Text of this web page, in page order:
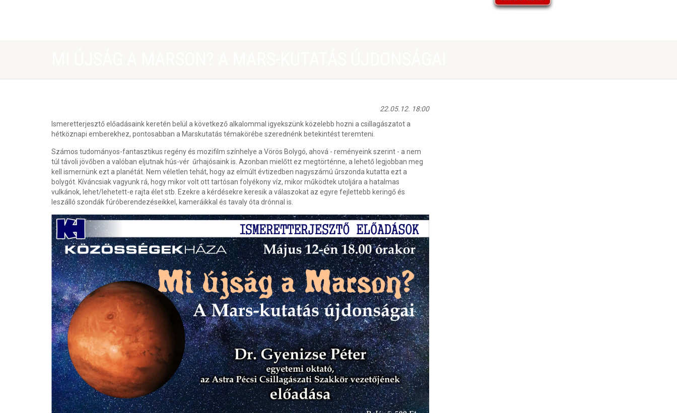
22.05.12. 18:00
Ismeretterjesztő előadásaink keretén belül a következő alkalommal igyekszünk közelebb hozni a csillagászatot a
hétköznapi emberekhez, pontosabban a Marskutatás témakörébe szerednénk betekintést teremteni.
Számos tudományos-fantasztikus regény és mozifilm színhelye a Vörös Bolygó, ahová - reményeink szerint - a nem
túl távoli jövőben a valóban eljutnak hús-vér űrhajósaink is. Azonban mielőtt ez megtörténne, a lehető legjobban meg
kell ismernünk ezt a planétát. Nem véletlen tehát, hogy az elmúlt évtizedben nagyszámú űrszonda kutatta ezt a
bolygót. Kíváncsiak vagyunk rá, hogy mikor volt ott tartósan folyékony víz, mikor működtek utoljára a hatalmas
vulkánok, lehet/lehetett-e rajta élet stb. Ezekre a kérdésekre keresik a válaszokat az egyre fejlettebb keringő és
leszálló szondák fúróberendezéseikkel, kameráikkal és tavaly óta drónnal is.